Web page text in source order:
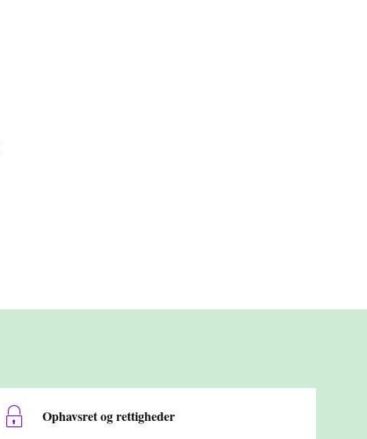
Ophavsret og rettigheder